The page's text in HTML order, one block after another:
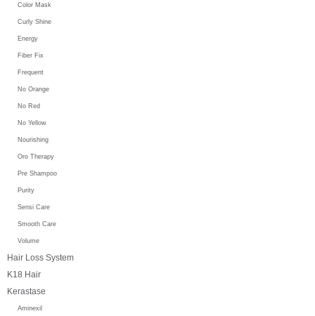
Color Mask
Curly Shine
Energy
Fiber Fix
Frequent
No Orange
No Red
No Yellow
Nourishing
Oro Therapy
Pre Shampoo
Purity
Sensi Care
Smooth Care
Volume
Hair Loss System
K18 Hair
Kerastase
Aminexil